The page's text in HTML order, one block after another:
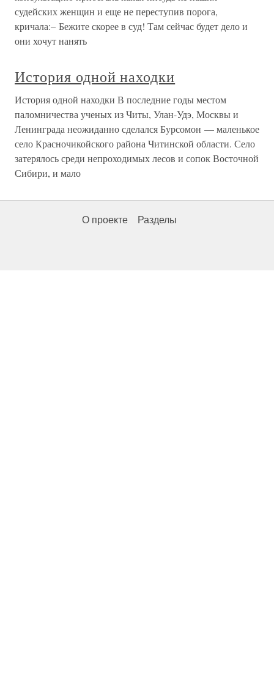
судейских женщин и еще не переступив порога,
кричала:– Бежите скорее в суд! Там сейчас будет дело и
они хочут нанять
История одной находки
История одной находки В последние годы местом
паломничества ученых из Читы, Улан-Удэ, Москвы и
Ленинграда неожиданно сделался Бурсомон — маленькое
село Красночикойского района Читинской области. Село
затерялось среди непроходимых лесов и сопок Восточной
Сибири, и мало
О проекте Разделы